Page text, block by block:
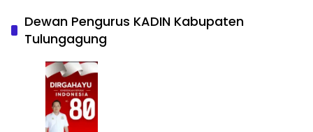
Dewan Pengurus KADIN Kabupaten
Tulungagung